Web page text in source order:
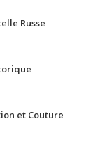
Russe
et Couture